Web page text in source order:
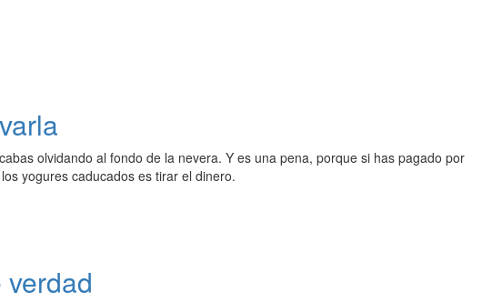
olvidando al fondo de la nevera. Y es una pena, porque si has pagado por
yogures caducados es tirar el dinero.